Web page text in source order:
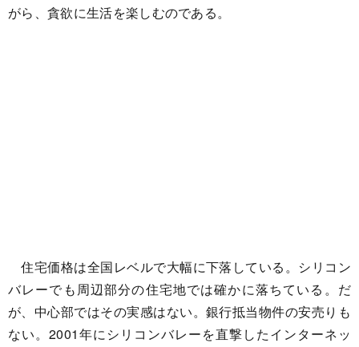
がら、貪欲に生活を楽しむのである。
住宅価格は全国レベルで大幅に下落している。シリコン
バレーでも周辺部分の住宅地では確かに落ちている。だ
が、中心部ではその実感はない。銀行抵当物件の安売りも
ない。2001年にシリコンバレーを直撃したインターネッ